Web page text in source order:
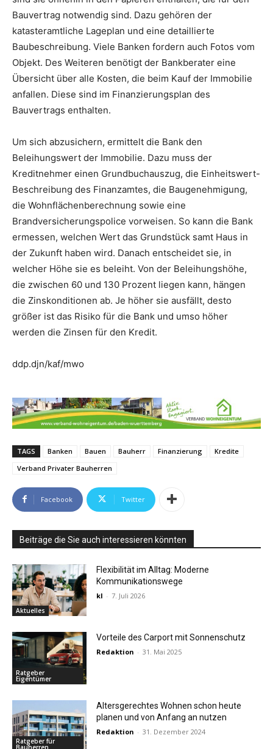
Bauvertrag notwendig sind. Dazu gehören der
katasteramtliche Lageplan und eine detaillierte
Baubeschreibung. Viele Banken fordern auch Fotos vom
Objekt. Des Weiteren benötigt der Bankberater eine
Übersicht über alle Kosten, die beim Kauf der Immobilie
anfallen. Diese sind im Finanzierungsplan des
Bauvertrags enthalten.
Um sich abzusichern, ermittelt die Bank den
Beleihungswert der Immobilie. Dazu muss der
Kreditnehmer einen Grundbuchauszug, die Einheitswert-
Beschreibung des Finanzamtes, die Baugenehmigung,
die Wohnflächenberechnung sowie eine
Brandversicherungspolice vorweisen. So kann die Bank
ermessen, welchen Wert das Grundstück samt Haus in
der Zukunft haben wird. Danach entscheidet sie, in
welcher Höhe sie es beleiht. Von der Beleihungshöhe,
die zwischen 60 und 130 Prozent liegen kann, hängen
die Zinskonditionen ab. Je höher sie ausfällt, desto
größer ist das Risiko für die Bank und umso höher
werden die Zinsen für den Kredit.
ddp.djn/kaf/mwo
TAGS Banken Bauen Bauherr Finanzierung
Kredite
Verband Privater Bauherren
Facebook Twitter
Beiträge die Sie auch interessieren könnten
Aktuelles
Flexibilität im Alltag: Moderne
Kommunikationswege
kl - 7. Juli 2026
Ratgeber
Eigentümer
Vorteile des Carport mit Sonnenschutz
Redaktion - 31. Mai 2025
Ratgeber für
Bauherren
Altersgerechtes Wohnen schon heute
planen und von Anfang an nutzen
Redaktion - 31. Dezember 2024